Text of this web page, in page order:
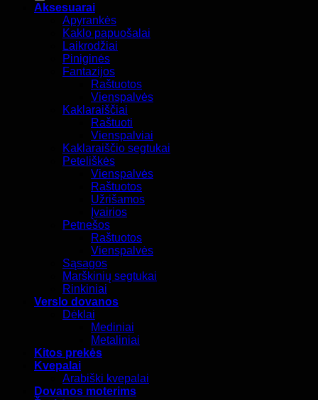
Aksesuarai
Apyrankės
Kaklo papuošalai
Laikrodžiai
Piniginės
Fantazijos
Raštuotos
Vienspalvės
Kaklaraiščiai
Raštuoti
Vienspalviai
Kaklaraiščio segtukai
Peteliškės
Vienspalvės
Raštuotos
Užrišamos
Įvairios
Petnešos
Raštuotos
Vienspalvės
Sąsagos
Marškinių segtukai
Rinkiniai
Verslo dovanos
Dėklai
Mediniai
Metaliniai
Kitos prekės
Kvepalai
Arabiški kvepalai
Dovanos moterims